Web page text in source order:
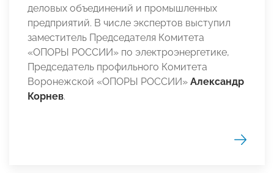
деловых объединений и промышленных
предприятий. В числе экспертов выступил
заместитель Председателя Комитета
«ОПОРЫ РОССИИ» по электроэнергетике,
Председатель профильного Комитета
Воронежской «ОПОРЫ РОССИИ» Александр
Корнев.